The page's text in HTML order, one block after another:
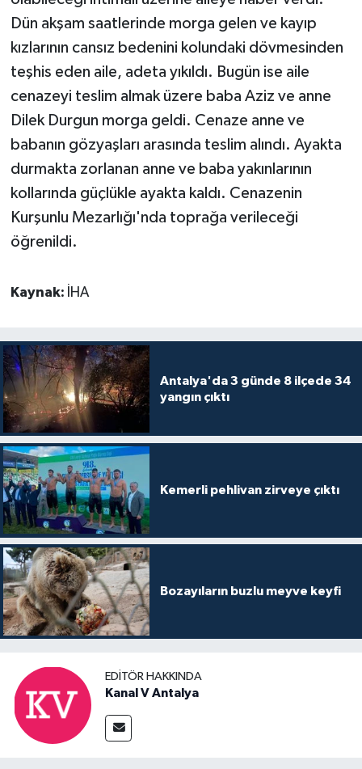
Dün akşam saatlerinde morga gelen ve kayıp
kızlarının cansız bedenini kolundaki dövmesinden
teşhis eden aile, adeta yıkıldı. Bugün ise aile
cenazeyi teslim almak üzere baba Aziz ve anne
Dilek Durgun morga geldi. Cenaze anne ve
babanın gözyaşları arasında teslim alındı. Ayakta
durmakta zorlanan anne ve baba yakınlarının
kollarında güçlükle ayakta kaldı. Cenazenin
Kurşunlu Mezarlığı'nda toprağa verileceği
öğrenildi.
Kaynak: İHA
Antalya'da 3 günde 8 ilçede 34
yangın çıktı
Kemerli pehlivan zirveye çıktı
Bozayıların buzlu meyve keyfi
EDITÖR HAKKINDA
Kanal V Antalya